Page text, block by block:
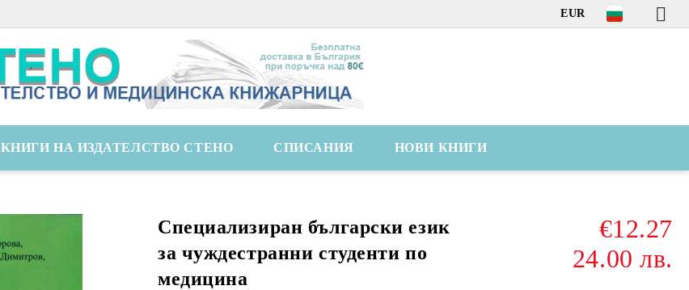
EUR
КНИГИ НА ИЗДАТЕЛСТВО СТЕНО СПИСАНИЯ НОВИ КНИГИ
Специализиран български език
за чуждестранни студенти по
медицина
€12.27
24.00 лв.